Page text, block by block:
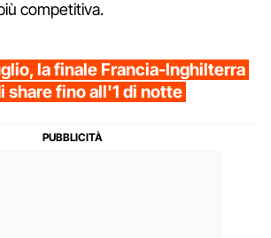
competitiva.
la finale Francia-Inghilterra
share fino all'1 di notte